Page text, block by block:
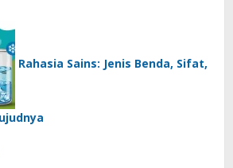
Rahasia Sains: Jenis Benda, Sifat,